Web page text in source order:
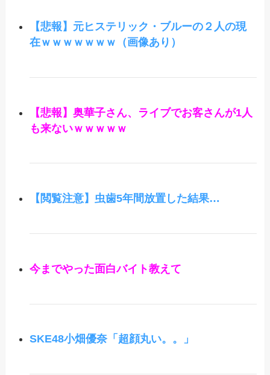
【悲報】元ヒステリック・ブルーの２人の現
在ｗｗｗｗｗｗｗ（画像あり）
【悲報】奥華子さん、ライブでお客さんが1人
も来ないｗｗｗｗｗ
【閲覧注意】虫歯5年間放置した結果…
今までやった面白バイト教えて
SKE48小畑優奈「超顔丸い。。」